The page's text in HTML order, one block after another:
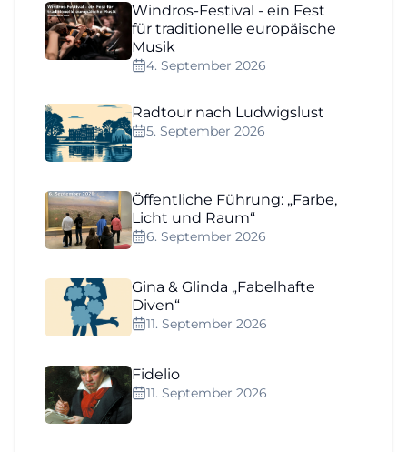
Windros-Festival - ein Fest
für traditionelle europäische
Musik
4. September 2026
Radtour nach Ludwigslust
5. September 2026
Öffentliche Führung: „Farbe,
Licht und Raum“
6. September 2026
Gina & Glinda „Fabelhafte
Diven“
11. September 2026
Fidelio
11. September 2026